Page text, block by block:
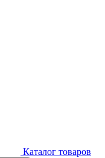
Каталог товаров